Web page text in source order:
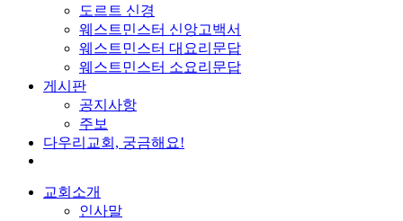
도르트 신경
웨스트민스터 신앙고백서
웨스트민스터 대요리문답
웨스트민스터 소요리문답
게시판
공지사항
주보
다우리교회, 궁금해요!
교회소개
인사말